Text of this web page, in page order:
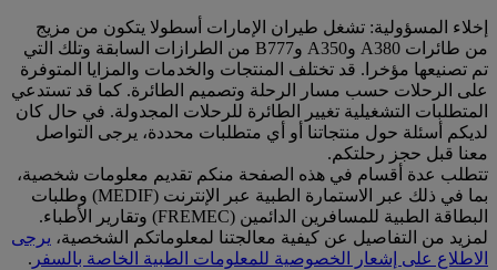
إخلاء المسؤولية: تشغل طيران الإمارات أسطولا يتكون من مزيج
من طائرات A380 وA350 وB777 من الطرازات السابقة وتلك التي
تم تصنيعها مؤخرا. قد تختلف المنتجات والخدمات والمزايا المتوفرة
على الرحلات حسب مسار الرحلة وتصميم الطائرة. كما قد تستدعي
المتطلبات التشغيلية تغيير الطائرة للرحلات المجدولة. في حال كان
لديكم أسئلة حول منتجاتنا أو أي متطلبات محددة، يرجى التواصل
معنا قبل حجز رحلتكم.
تتطلب عدة أقسام في هذه الصفحة منكم تقديم معلومات شخصية،
بما في ذلك عبر الاستمارة الطبية عبر الإنترنت (MEDIF) وطلبات
البطاقة الطبية للمسافرين الدائمين (FREMEC) وتقارير الأطباء.
لمزيد من التفاصيل عن كيفية معالجتنا لمعلوماتكم الشخصية، يرجى
الاطلاع على إشعار الخصوصية للمعلومات الطبية الخاصة بالسفر .